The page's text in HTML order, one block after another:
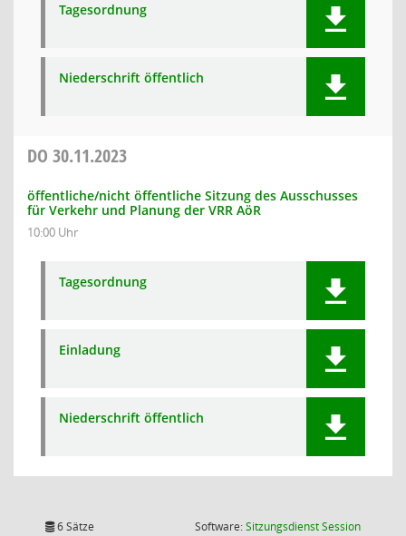
Tagesordnung
Niederschrift öffentlich
DO 30.11.2023
öffentliche/nicht öffentliche Sitzung des Ausschusses
für Verkehr und Planung der VRR AöR
10:00 Uhr
Tagesordnung
Einladung
Niederschrift öffentlich
6 Sätze Software:SitzungsdienstSession(Wird in